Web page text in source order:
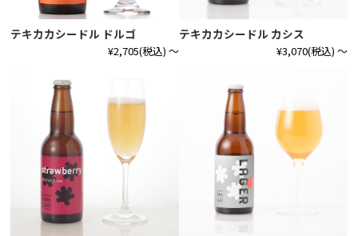
テキカカシードル ドルゴ
¥2,705(税込) ～
テキカカシードル カシス
¥3,070(税込) ～